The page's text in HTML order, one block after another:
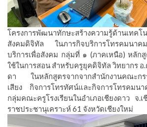
โครงการพัฒนาทักษะสร้างความรู้ด้านเทคโ
สังคมดิจิทัล ในภารกิจบริการโทรคมนาคม
บริการเพื่อสังคม กลุ่มที่ ๑ (ภาคเหนือ) หลัก
ใช้ในการสอน สำหรับครูยุคดิจิทัล วิทยากร
ดา ในหลักสูตรจากจากสำนักงานคณะกรร
เสียง กิจการโทรทัศน์และกิจการโทรคมน
กลุ่มคณะครูโรงเรียนในอำเภอเชียงดาว จ.
ราชประชานุเคราะห์ 61 จังหวัดเชียงใหม่